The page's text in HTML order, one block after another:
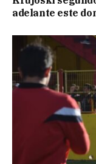
adelante este